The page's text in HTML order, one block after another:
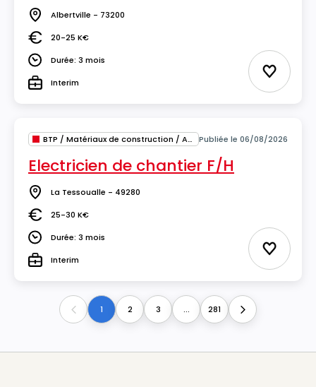
Lieu Albertville - 73200
Salaire20-25 K€
DuréeDurée: 3 mois
TypeInterim Ajouter
BTP / Matériaux de construction / Architecture Publiée le 06/08/2026
Electricien de chantier F/H
Lieu La Tessoualle - 49280
Salaire25-30 K€
DuréeDurée: 3 mois
TypeInterim Ajouter
Previous1 2 3 ... 281 Next